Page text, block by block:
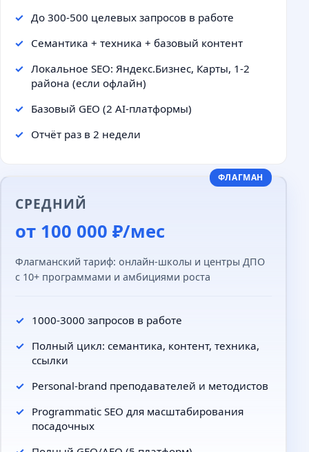
До 300-500 целевых запросов в работе
Семантика + техника + базовый контент
Локальное SEO: Яндекс.Бизнес, Карты, 1-2
района (если офлайн)
Базовый GEO (2 AI-платформы)
Отчёт раз в 2 недели
ФЛАГМАН
СРЕДНИЙ
от 100 000 ₽/мес
Флагманский тариф: онлайн-школы и центры ДПО
с 10+ программами и амбициями роста
1000-3000 запросов в работе
Полный цикл: семантика, контент, техника,
ссылки
Personal-brand преподавателей и методистов
Programmatic SEO для масштабирования
посадочных